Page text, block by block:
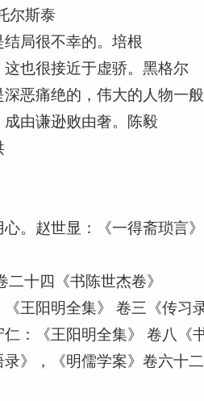
尔斯泰
局很不幸的。培根
也很接近于虚骄。黑格尔
恶痛绝的，伟大的人物一
由谦逊败由奢。陈毅
。赵世显：《一得斋琐言》
十四《书陈世杰卷》
王阳明全集》 卷三《传习录
：《王阳明全集》 卷八《
》，《明儒学案》卷六十二